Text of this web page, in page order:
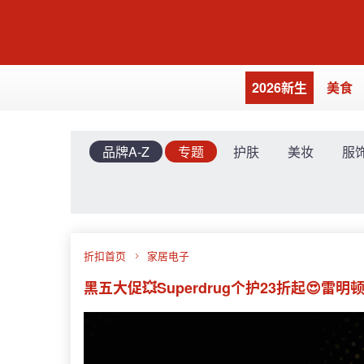
2026新生 美食
品牌A-Z 专题 护肤 美妆 服
折扣首页 家居电子
黑五大促💥Superdrug个护23折起😍雷明